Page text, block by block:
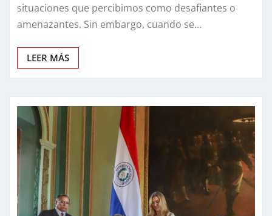
situaciones que percibimos como desafiantes o
amenazantes. Sin embargo, cuando se…
LEER MÁS